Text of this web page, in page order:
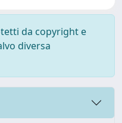
da copyright e
diversa